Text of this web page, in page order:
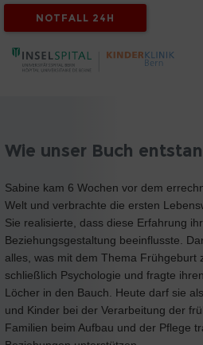
NOTFALL 24H
Wie unser Buch
Sabine kam 6 Wochen vor dem
Welt und verbrachte die ersten
Sie realisierte, dass diese Erfahrung
Beziehungsgestaltung beeinflusste.
alles, was mit dem Thema Frühgeburt
schließlich Psychologie und fragte
Löcher in den Bauch. Heute darf sie
und Kinder bei der Verarbeitung der
Familien beim Aufbau und der Pflege